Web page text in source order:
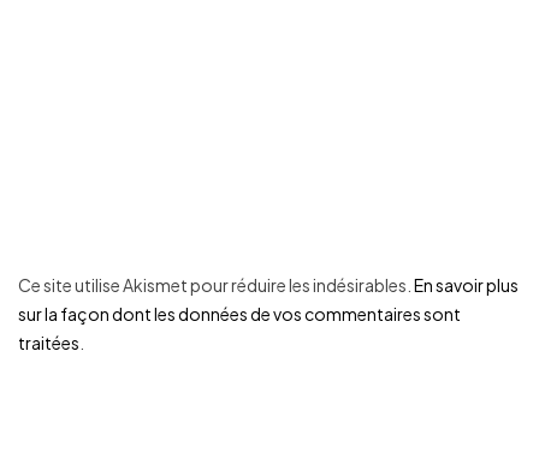
Ce site utilise Akismet pour réduire les indésirables. En savoir plus
sur la façon dont les données de vos commentaires sont
traitées